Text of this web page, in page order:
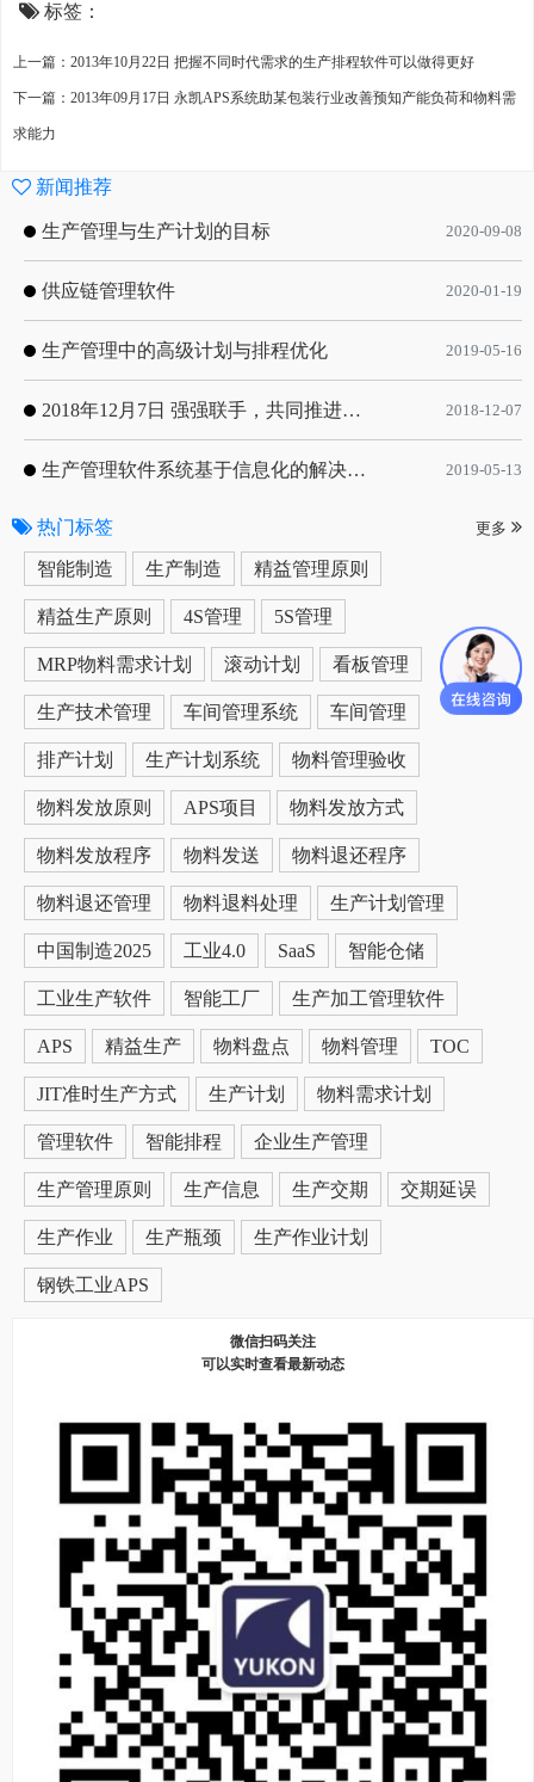
标签：
上一篇：2013年10月22日 把握不同时代需求的生产排程软件可以做得更好
下一篇：2013年09月17日 永凯APS系统助某包装行业改善预知产能负荷和物料需
求能力
新闻推荐
生产管理与生产计划的目标 2020-09-08
供应链管理软件 2020-01-19
生产管理中的高级计划与排程优化 2019-05-16
2018年12月7日 强强联手，共同推进电子器件领域APS应用典范 风华高科生产自动化工业互联网应用项目-APS项目启动会 2018-12-07
生产管理软件系统基于信息化的解决方案 2019-05-13
热门标签 更多
智能制造 生产制造 精益管理原则
精益生产原则 4S管理 5S管理
MRP物料需求计划 滚动计划 看板管理
生产技术管理 车间管理系统 车间管理
排产计划 生产计划系统 物料管理验收
物料发放原则 APS项目 物料发放方式
物料发放程序 物料发送 物料退还程序
物料退还管理 物料退料处理 生产计划管理
中国制造2025 工业4.0 SaaS 智能仓储
工业生产软件 智能工厂 生产加工管理软件
APS 精益生产 物料盘点 物料管理 TOC
JIT准时生产方式 生产计划 物料需求计划
管理软件 智能排程 企业生产管理
生产管理原则 生产信息 生产交期 交期延误
生产作业 生产瓶颈 生产作业计划
钢铁工业APS
微信扫码关注
可以实时查看最新动态